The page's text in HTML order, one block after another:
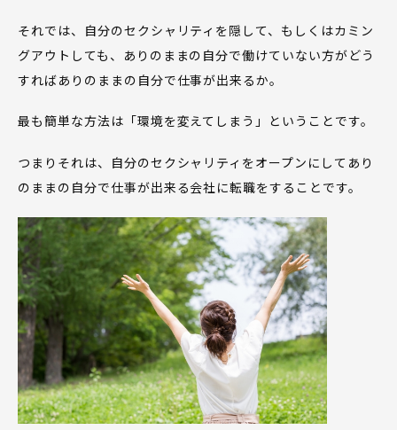
それでは、自分のセクシャリティを隠して、もしくはカミン
グアウトしても、ありのままの自分で働けていない方がどう
すればありのままの自分で仕事が出来るか。
最も簡単な方法は「環境を変えてしまう」ということです。
つまりそれは、自分のセクシャリティをオープンにしてあり
のままの自分で仕事が出来る会社に転職をすることです。